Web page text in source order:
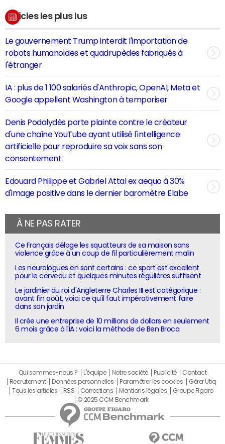
Articles les plus lus
Le gouvernement Trump interdit l'importation de
robots humanoïdes et quadrupèdes fabriqués à
l'étranger
IA : plus de 1 100 salariés d'Anthropic, OpenAI, Meta et
Google appellent Washington à temporiser
Denis Podalydès porte plainte contre le créateur
d'une chaîne YouTube ayant utilisé l'intelligence
artificielle pour reproduire sa voix sans son
consentement
Edouard Philippe et Gabriel Attal ex aequo à 30%
d'image positive dans le dernier baromètre Elabe
À NE PAS RATER
Ce Français déloge les squatteurs de sa maison sans
violence grâce à un coup de fil particulièrement malin
Les neurologues en sont certains : ce sport est excellent
pour le cerveau et quelques minutes régulières suffisent
Le jardinier du roi d'Angleterre Charles III est catégorique :
avant fin août, voici ce qu'il faut impérativement faire
dans son jardin
Il crée une entreprise de 10 millions de dollars en seulement
6 mois grâce à l'IA : voici la méthode de Ben Broca
Qui sommes-nous ? L'équipe Notre société Publicité
Contact
Recrutement
Données personnelles Paramétrer les cookies
Gérer Utiq
Tous les articles
RSS Corrections Mentions légales
Groupe Figaro
© 2025 CCM Benchmark